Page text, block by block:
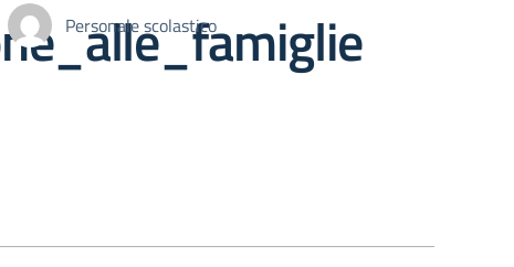
Personale scolastico